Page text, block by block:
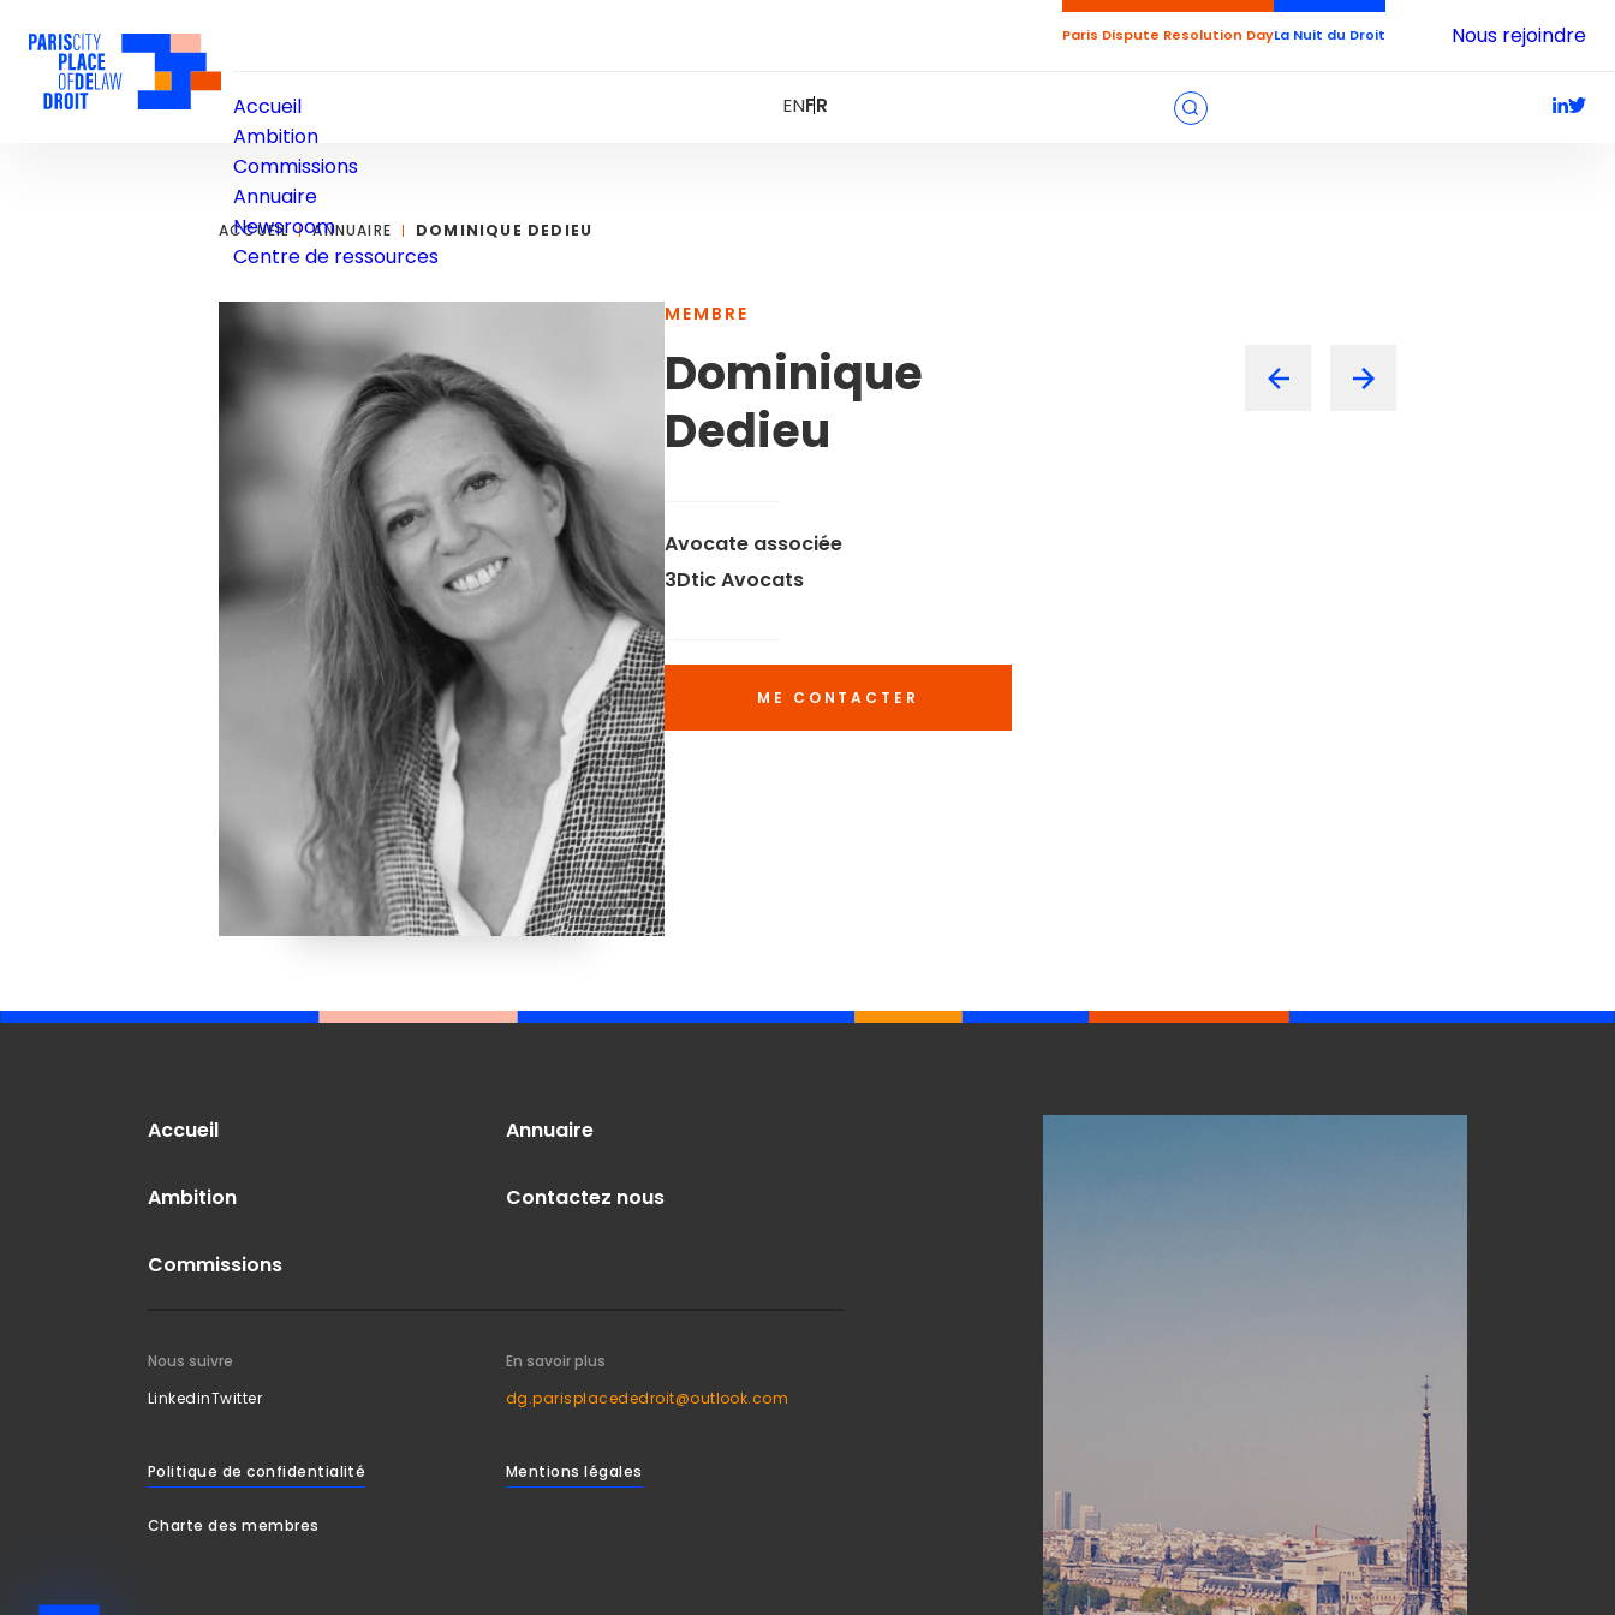
Paris Dispute Resolution DayLa Nuit du Droit Nous rejoindre
Accueil
Ambition
Commissions
Annuaire
Newsroom
Centre de ressources
ENFR
ACCUEIL ANNUAIRE DOMINIQUE DEDIEU
MEMBRE
Dominique
Dedieu
Avocate associée
3Dtic Avocats
ME CONTACTER
Accueil
Ambition
Commissions
Annuaire
Contactez nous
Nous suivre
LinkedinTwitter
En savoir plus
dg.parisplacededroit@outlook.com
Politique de confidentialité
Charte des membres
Mentions légales